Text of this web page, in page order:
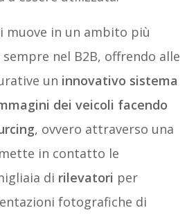
muove in un ambito più
nel B2B, offrendo alle
un innovativo sistema
dei veicoli facendo
, ovvero attraverso una
in contatto le
di rilevatori per
fotografiche di